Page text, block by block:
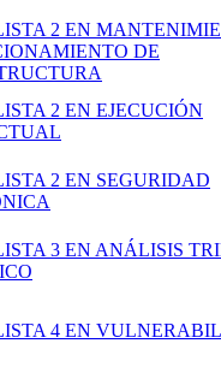
2 EN
DE
2 EN EJECUCIÓN
2 EN SEGURIDAD
3 EN ANÁLISIS
4 EN